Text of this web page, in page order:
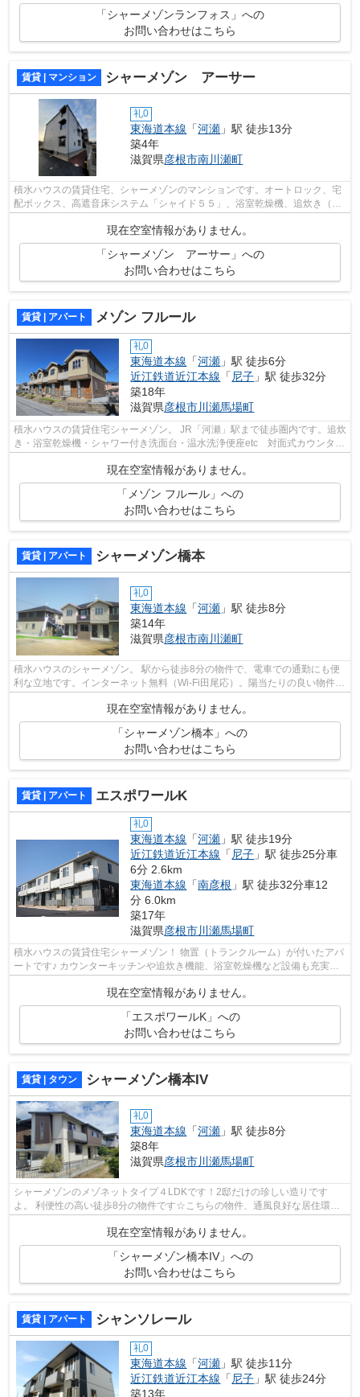
「シャーメゾンランフォス」への
お問い合わせはこちら
賃貸 | マンション シャーメゾン アーサー
礼0
東海道本線 「河瀬 」駅 徒歩13分
築4年
滋賀県彦根市南川瀬町
積水ハウスの賃貸住宅、シャーメゾンのマンションです。オートロック、宅
配ボックス、高遮音床システム「シャイド５５」、浴室乾燥機、追炊き（セ
現在空室情報がありません。
「シャーメゾン アーサー」への
お問い合わせはこちら
賃貸 | アパート メゾン フルール
礼0
東海道本線 「河瀬 」駅 徒歩6分
近江鉄道近江本線 「 尼子 」駅 徒歩32分
築18年
滋賀県彦根市川瀬馬場町
積水ハウスの賃貸住宅シャーメゾン。 JR「河瀬」駅まで徒歩圏内です。追炊
き・浴室乾燥機・シャワー付き洗面台・温水洗浄便座etc 対面式カウンター
キッチンで開放的です。トイレに専...
現在空室情報がありません。
「メゾン フルール」への
お問い合わせはこちら
賃貸 | アパート シャーメゾン橋本
礼0
東海道本線 「河瀬 」駅 徒歩8分
築14年
滋賀県彦根市南川瀬町
積水ハウスのシャーメゾン。 駅から徒歩8分の物件で、電車での通勤にも便
利な立地です。インターネット無料（Wi-Fi田尾応）。陽当たりの良い物件で
す。彦根市エリアにある賃貸情報のこ...
現在空室情報がありません。
「シャーメゾン橋本」への
お問い合わせはこちら
賃貸 | アパート エスポワールK
礼0
東海道本線 「河瀬 」駅 徒歩19分
近江鉄道近江本線 「 尼子 」駅 徒歩25分車
6分 2.6km
東海道本線 「南彦根 」駅 徒歩32分車12
分 6.0km
築17年
滋賀県彦根市川瀬馬場町
積水ハウスの賃貸住宅シャーメゾン！ 物置（トランクルーム）が付いたアパ
ートです♪ カウンターキッチンや追炊き機能、浴室乾燥機など設備も充実板
現在空室情報がありません。
「エスポワールK」への
お問い合わせはこちら
賃貸 | タウン シャーメゾン橋本IV
礼0
東海道本線 「河瀬 」駅 徒歩8分
築8年
滋賀県彦根市川瀬馬場町
シャーメゾンのメゾネットタイプ４LDKです！2邸だけの珍しい造りです
よ。 利便性の高い徒歩8分の物件です☆こちらの物件、通風良好な居住環境
でどなた様の健康にも良いおすすめの物件で...
現在空室情報がありません。
「シャーメゾン橋本IV」への
お問い合わせはこちら
賃貸 | アパート シャンソレール
礼0
東海道本線 「河瀬 」駅 徒歩11分
近江鉄道近江本線 「尼子 」駅 徒歩24分
築13年